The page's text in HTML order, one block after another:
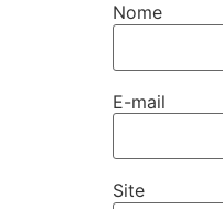
Nome
E-mail
Site